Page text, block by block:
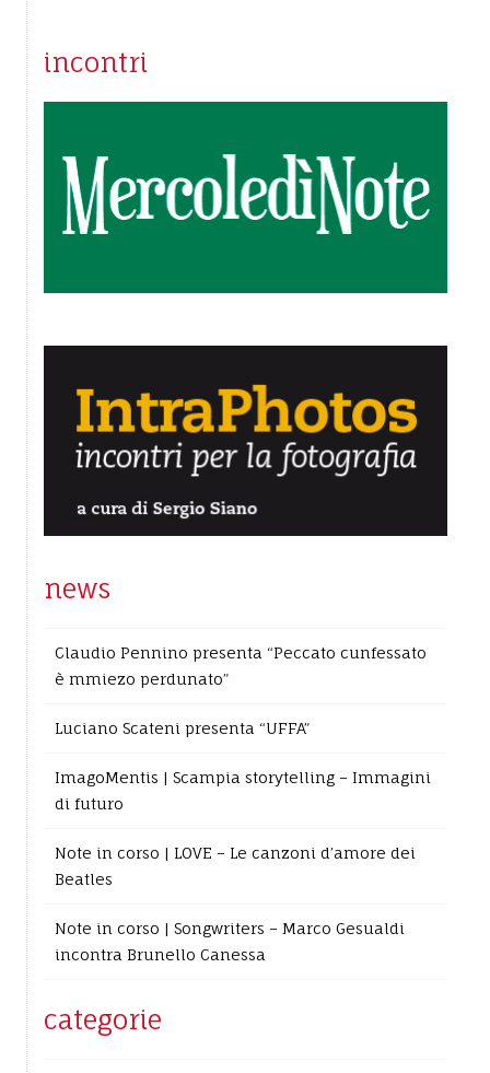
incontri
news
Claudio Pennino presenta “Peccato cunfessato
è mmiezo perdunato”
Luciano Scateni presenta “UFFA”
ImagoMentis | Scampia storytelling – Immagini
di futuro
Note in corso | LOVE – Le canzoni d’amore dei
Beatles
Note in corso | Songwriters – Marco Gesualdi
incontra Brunello Canessa
categorie